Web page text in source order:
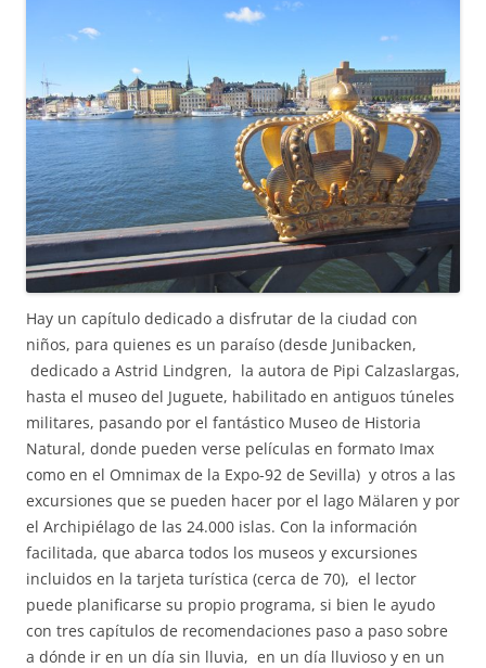
Hay un capítulo dedicado a disfrutar de la ciudad con
niños, para quienes es un paraíso (desde Junibacken,
dedicado a Astrid Lindgren, la autora de Pipi Calzaslargas,
hasta el museo del Juguete, habilitado en antiguos túneles
militares, pasando por el fantástico Museo de Historia
Natural, donde pueden verse películas en formato Imax
como en el Omnimax de la Expo-92 de Sevilla) y otros a las
excursiones que se pueden hacer por el lago Mälaren y por
el Archipiélago de las 24.000 islas. Con la información
facilitada, que abarca todos los museos y excursiones
incluidos en la tarjeta turística (cerca de 70), el lector
puede planificarse su propio programa, si bien le ayudo
con tres capítulos de recomendaciones paso a paso sobre
a dónde ir en un día sin lluvia, en un día lluvioso y en un